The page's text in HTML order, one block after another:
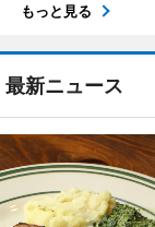
もっと見る
最新ニュース